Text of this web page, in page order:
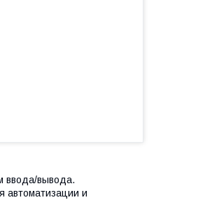
ввода/вывода.
автоматизации и